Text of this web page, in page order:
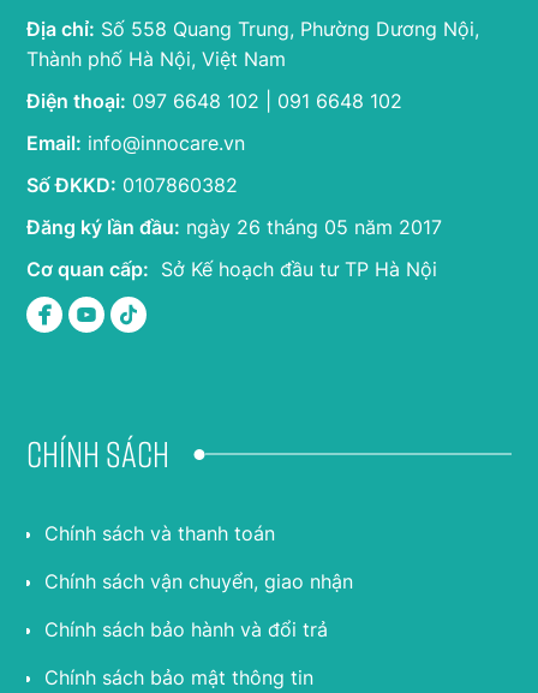
Địa chỉ: Số 558 Quang Trung, Phường Dương Nội,
Thành phố Hà Nội, Việt Nam
Điện thoại: 097 6648 102 | 091 6648 102
Email: info@innocare.vn
Số ĐKKD: 0107860382
Đăng ký lần đầu: ngày 26 tháng 05 năm 2017
Cơ quan cấp: Sở Kế hoạch đầu tư TP Hà Nội
Chính sách
Chính sách và thanh toán
Chính sách vận chuyển, giao nhận
Chính sách bảo hành và đổi trả
Chính sách bảo mật thông tin